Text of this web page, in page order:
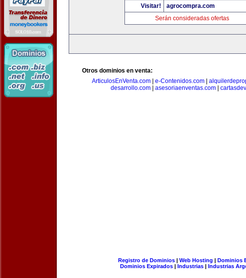
Visitar!
agrocompra.com
Serán consideradas ofertas
Otros dominios en venta:
ArticulosEnVenta.com| e-Contenidos.com|
desarrollo.com| asesoriaenventas.com|
Registro de Dominios| Web Hosting | Dominios
Dominios Expirados | Industrias | Industrias